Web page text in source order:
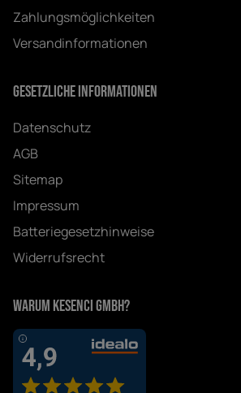
Zahlungsmöglichkeiten
Versandinformationen
Gesetzliche Informationen
Datenschutz
AGB
Sitemap
Impressum
Batteriegesetzhinweise
Widerrufsrecht
Warum Kesenci GmbH?